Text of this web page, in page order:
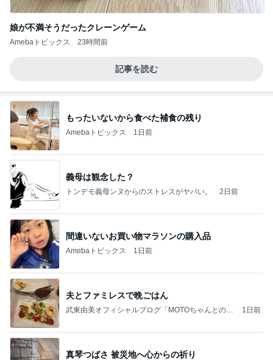
娘が不満そうだったクレーンゲーム
Amebaトピックス 23時間前
記事を読む
もったいないから食べた補食の残り
Amebaトピックス 1日前
義母は観念した？
トンデモ義母ンヌからのストレスがヤバい。 2日前
間違いないお買い物マラソンの購入品
Amebaトピックス 1日前
夫とファミレスで晩ごはん
武東由美オフィシャルブログ「MOTOちゃんとのは
1日前
真琴つばさ 被災地へ心からの祈り